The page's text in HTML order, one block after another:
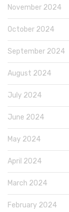
November 2024
October 2024
September 2024
August 2024
July 2024
June 2024
May 2024
April 2024
March 2024
February 2024